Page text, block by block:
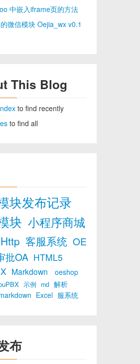
中嵌入iframe页的方法
微信模块 Oejia_wx v0.1
This Blog
to find recently
to find all
块发布记录
块 小程序商城
Http 客服系统 OE
批OA HTML5
Markdown
oeshop
示例 md 解析
Excel 服系统
布